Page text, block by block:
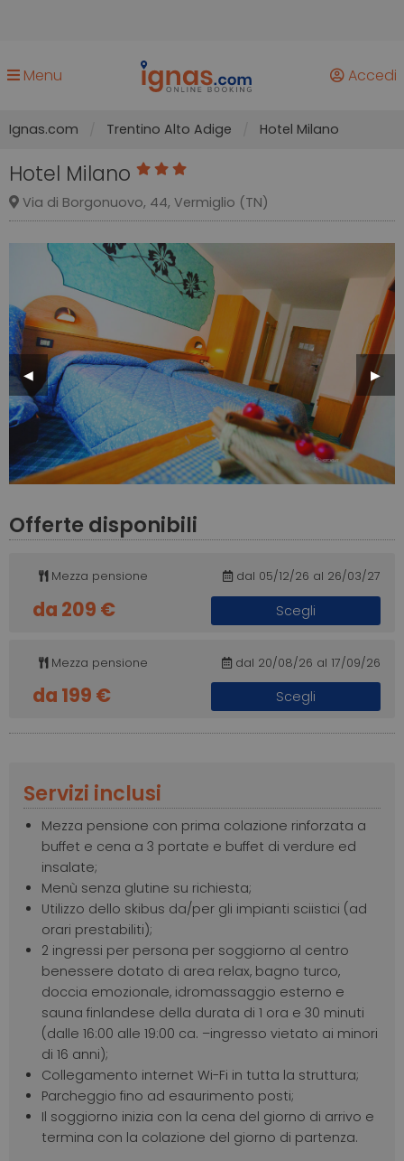
Menu Accedi
Ignas.com Trentino Alto Adige Hotel Milano
Hotel Milano
Via di Borgonuovo, 44, Vermiglio (TN)
Previous
Slide
◀︎ Next
Slide
▶︎
Offerte disponibili
Mezza pensione dal 05/12/26 al 26/03/27
da 209 € Scegli
Mezza pensione dal 20/08/26 al 17/09/26
da 199 € Scegli
Servizi inclusi
Mezza pensione con prima colazione rinforzata a
buffet e cena a 3 portate e buffet di verdure ed
insalate;
Menù senza glutine su richiesta;
Utilizzo dello skibus da/per gli impianti sciistici (ad
orari prestabiliti);
2 ingressi per persona per soggiorno al centro
benessere dotato di area relax, bagno turco,
doccia emozionale, idromassaggio esterno e
sauna finlandese della durata di 1 ora e 30 minuti
(dalle 16:00 alle 19:00 ca. –ingresso vietato ai minori
di 16 anni);
Collegamento internet Wi-Fi in tutta la struttura;
Parcheggio fino ad esaurimento posti;
Il soggiorno inizia con la cena del giorno di arrivo e
termina con la colazione del giorno di partenza.